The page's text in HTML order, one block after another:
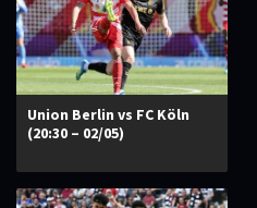
Union Berlin vs FC Köln
(20:30 – 02/05)